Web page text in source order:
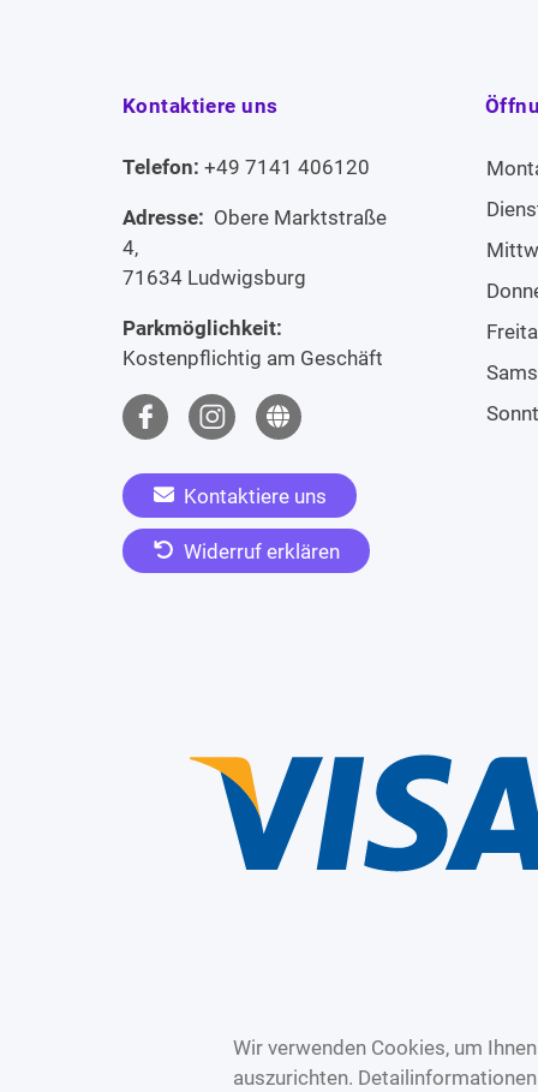
Kontaktiere uns
Telefon: +49 7141 406120
Adresse: Obere Marktstraße
4,
71634 Ludwigsburg
Parkmöglichkeit:
Kostenpflichtig am Geschäft
Kontaktiere uns
Widerruf erklären
Wir verwenden Cookies, um
auszurichten.